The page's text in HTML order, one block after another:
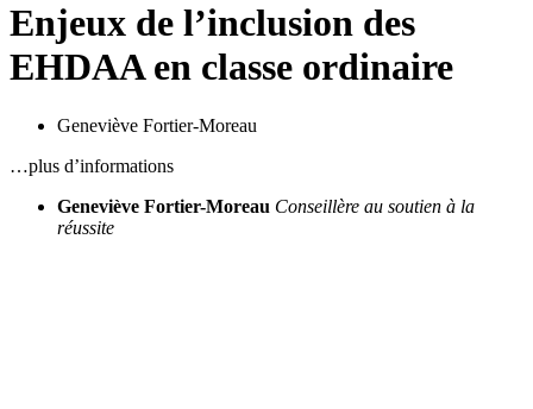
Enjeux de l’inclusion des
EHDAA en classe ordinaire
Geneviève Fortier-Moreau
…plus d’informations
Geneviève Fortier-Moreau Conseillère au soutien à la
réussite